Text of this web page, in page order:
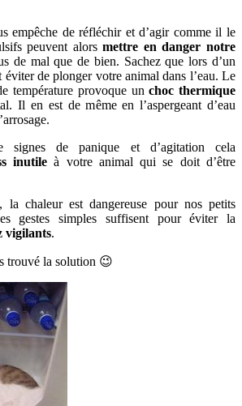
empêche de réfléchir et d’agir comme il le
peuvent alorsmettre en danger notre
de mal que de bien. Sachez que lors d’un
de plonger votre animal dans l’eau. Le
température provoque un choc thermique
Il en est de même en l’aspergeant d’eau
signes de panique et d’agitation cela
inutileà votre animal qui se doit d’être
la chaleur est dangereuse pour nos petits
gestes simples suffisent pour éviter la
vigilants.
trouvé la solution 😉